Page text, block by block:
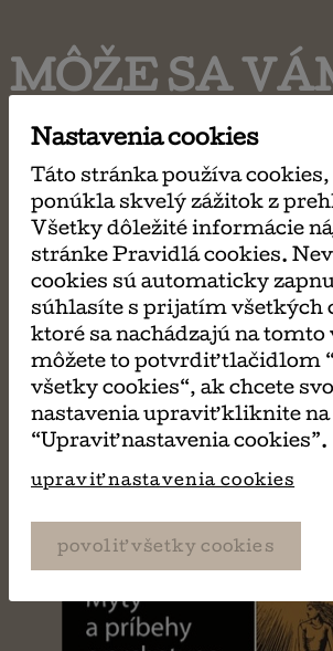
MÔŽE SA
PÁČIŤ
Nastavenia cookies
Táto stránka používa cookies,
ponúkla skvelý zážitok z
Všetky dôležité informácie
stránke Pravidlá cookies.
cookies sú automaticky
súhlasíte s prijatím všetkých
ktoré sa nachádzajú na tomto
môžete to potvrdiť tlačidlom
všetky cookies“, ak chcete
nastavenia upraviť kliknite
“Upraviť nastavenia cookies”.
upraviť nastavenia cookies
povoliť všetky cookies